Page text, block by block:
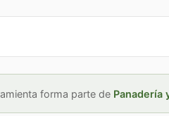
forma parte de Panadería